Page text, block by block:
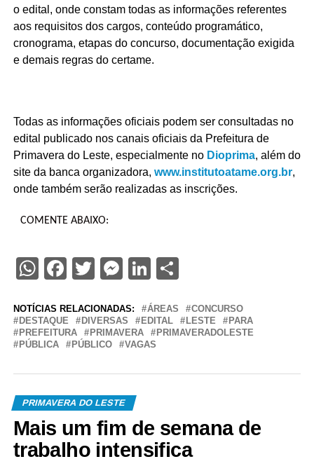
o edital, onde constam todas as informações referentes
aos requisitos dos cargos, conteúdo programático,
cronograma, etapas do concurso, documentação exigida
e demais regras do certame.
Todas as informações oficiais podem ser consultadas no
edital publicado nos canais oficiais da Prefeitura de
Primavera do Leste, especialmente no Dioprima, além do
site da banca organizadora, www.institutoatame.org.br,
onde também serão realizadas as inscrições.
COMENTE ABAIXO:
WhatsApp
Facebook
TwitterMessenger
LinkedIn
NOTÍCIAS RELACIONADAS: ÁREAS
CONCURSO
DESTAQUE
DIVERSAS EDITAL LESTE
PARA
PREFEITURA
PRIMAVERA
PRIMAVERADOLESTE
PÚBLICA
PÚBLICO VAGAS
PRIMAVERA DO LESTE
Mais um fim de semana de
trabalho intensifica